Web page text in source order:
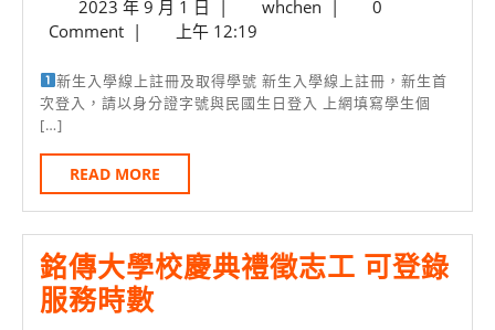
大
新
生
指
南
(帳
2023 年 9 月 1 日 2023
年
月
1
| whchenwhchen
|
0
Comment | 上午 12:19
新生入學線上註冊及取得學號 新生入學線上註冊，新生首
次登入，請以身分證字號與民國生日登入 上網填寫學生個
[…]
READ MORE
MORE
銘傳大學校慶典禮徵志工 可登錄
服務時數